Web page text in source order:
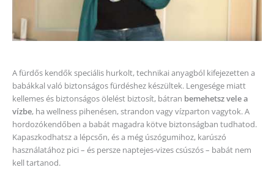
A fürdős kendők speciális hurkolt, technikai anyagból kifejezetten a
babákkal való biztonságos fürdéshez készültek. Lengesége miatt
kellemes és biztonságos ölelést biztosít, bátran bemehetsz vele a
vízbe, ha wellness pihenésen, strandon vagy vízparton vagytok. A
hordozókendőben a babát magadra kötve biztonságban tudhatod.
Kapaszkodhatsz a lépcsőn, és a még úszógumihoz, karúszó
használatához pici – és persze naptejes-vizes csúszós – babát nem
kell tartanod.